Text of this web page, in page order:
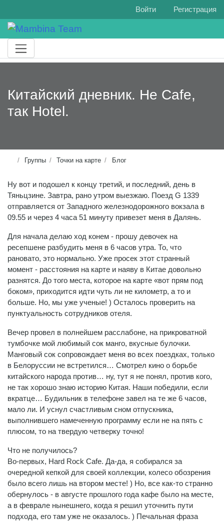
Войти Регистрация
Китайский дневник. Не Cafe,
так Hotel.
Группы Точки на карте Блог
Ну вот и подошел к концу третий, и последний, день в
Тяньцзине. Завтра, рано утром выезжаю. Поезд G 1339
отправляется от Западного железнодорожного вокзала в
09.55 и через 4 часа 51 минуту привезет меня в Далянь.
Для начала делаю ход конем - прошу девочек на
ресепшене разбудить меня в 6 часов утра. То, что
рановато, это нормально. Уже просек этот странный
момент - расстояния на карте и наяву в Китае довольно
разнятся. До того места, которое на карте «вот прям под
боком», приходится идти чуть ли не километр, а то и
больше. Но, мы уже ученые! ) Осталось проверить на
пунктуальность сотрудников отеля.
Вечер провел в полнейшем расслабоне, на прикроватной
тумбочке мой любимый сок манго, вкусные булочки.
Манговый сок сопровождает меня во всех поездках, только
в Белоруссии не встретился… Смотрел кино о борьбе
китайского народа против… ну, тут я не понял, против кого,
не так хорошо знаю историю Китая. Наши победили, если
вкратце… Будильник в телефоне завел на те же 6 часов,
мало ли. И уснул счастливым сном отпускника,
выполнившего намеченную программу если не на пять с
плюсом, то на твердую четверку точно!
Что не получилось?
Во-первых, Hard Rock Cafe. Да-да, я собирался за
очередной кепкой для своей коллекции, колесо обозрения
было всего лишь на втором месте! ) Но, все как-то странно
обернулось - в августе прошлого года кафе было на месте,
а в феврале нынешнего, когда я решил уточнить пути
подхода, его там уже не оказалось. ) Печальная фраза